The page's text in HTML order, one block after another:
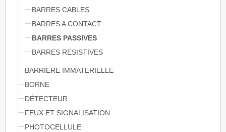
BARRES CABLES
BARRES A CONTACT
BARRES PASSIVES
BARRES RESISTIVES
BARRIERE IMMATERIELLE
BORNE
DÉTECTEUR
FEUX ET SIGNALISATION
PHOTOCELLULE